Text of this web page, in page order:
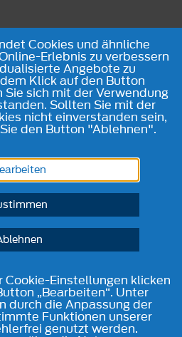
Cookies und ähnliche
Erlebnis zu verbessern
Angebote zu
Klick auf den Button
Sie sich mit der Verwendung
Sollten Sie mit der
nicht einverstanden sein,
den Button "Ablehnen".
Cookie-Einstellungen klicken
„Bearbeiten“. Unter
durch die Anpassung der
Funktionen unserer
genutzt werden.